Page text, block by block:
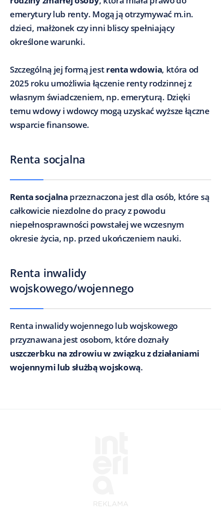
emerytury lub renty. Mogą ją otrzymywać m.in.
dzieci, małżonek czy inni bliscy spełniający
określone warunki.
Szczególną jej formą jestrenta wdowia, która od
2025 roku umożliwia łączenie renty rodzinnej z
własnym świadczeniem, np. emeryturą. Dzięki
temu wdowy i wdowcy mogą uzyskać wyższe łączne
wsparcie finansowe.
Renta socjalna
Renta socjalna przeznaczona jest dla osób, które są
całkowicie niezdolne do pracy z powodu
niepełnosprawności powstałej we wczesnym
okresie życia, np. przed ukończeniem nauki.
Renta inwalidy
wojskowego/wojennego
Renta inwalidy wojennego lub wojskowego
przyznawana jest osobom, które doznały
uszczerbku na zdrowiu w związku z działaniami
wojennymi lub służbą wojskową.